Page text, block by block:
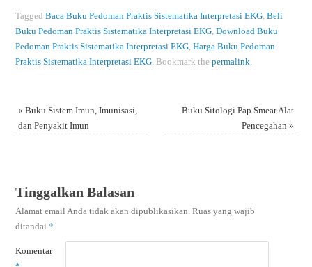
Tagged Baca Buku Pedoman Praktis Sistematika Interpretasi EKG, Beli
Buku Pedoman Praktis Sistematika Interpretasi EKG, Download Buku
Pedoman Praktis Sistematika Interpretasi EKG, Harga Buku Pedoman
Praktis Sistematika Interpretasi EKG. Bookmark the permalink.
« Buku Sistem Imun, Imunisasi,
dan Penyakit Imun
Buku Sitologi Pap Smear Alat
Pencegahan»
Tinggalkan Balasan
Alamat email Anda tidak akan dipublikasikan. Ruas yang wajib
ditandai *
Komentar